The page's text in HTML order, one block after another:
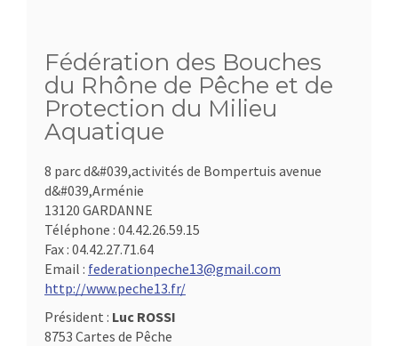
Fédération des Bouches
du Rhône de Pêche et de
Protection du Milieu
Aquatique
8 parc d&#039,activités de Bompertuis avenue
d&#039,Arménie
13120 GARDANNE
Téléphone : 04.42.26.59.15
Fax : 04.42.27.71.64
Email : federationpeche13@gmail.com
http://www.peche13.fr/
Président : Luc ROSSI
8753 Cartes de Pêche